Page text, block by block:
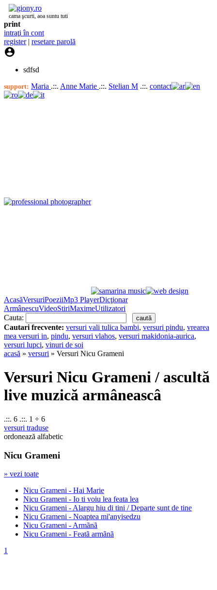
cama şcurti, aoa suntu tuti
print
intraţi în cont
register| resetare parolă

sdfsd
support: Maria .::. Anne Marie .::. Stelian M .::. contact
AcasăVersuriPoeziiMp3 PlayerDicţionar
ArmânescuVideoStiriMaximeUtilizatori
Cauta:
Cautari frecvente: versuri vali tulica bambi, versuri pindu, vrearea
mea versuri in, pindu, versuri vlahos, versuri makidonia-aurica,
versuri lupci, vinuri de soi
acasă » versuri » Versuri Nicu Grameni
Versuri Nicu Grameni / ascultă
live muzică armâneascâ
.::. 6 .::. 1 ÷ 6
versuri traduse
ordonează alfabetic
Nicu Grameni
» vezi toate
Nicu Grameni - Hai Marie
Nicu Grameni - Io ti voiu lea feata lea
Nicu Grameni - Alargu hiu di tini / Departe sunt de tine
Nicu Grameni - Noaptea mi'anyisedzu
Nicu Grameni - Armãnã
Nicu Grameni - Featã armãnã
1